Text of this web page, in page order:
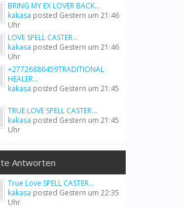
BRING MY EX LOVER BACK...
kakasa posted Gestern um 21:46
Uhr
LOVE SPELL CASTER...
kakasa posted Gestern um 21:46
Uhr
+27726886459TRADITIONAL
HEALER...
kakasa posted Gestern um 21:45
TRUE LOVE SPELL CASTER...
kakasa posted Gestern um 21:45
Uhr
Antworten
True Love SPELL CASTER...
kakasa posted Gestern um 22:35
Uhr